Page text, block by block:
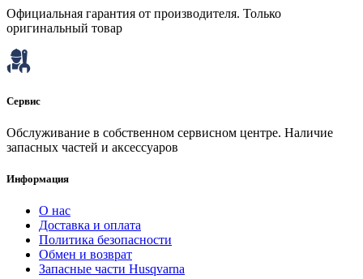
Официальная гарантия от производителя. Только
оригинальный товар
Сервис
Обслуживание в собственном сервисном центре. Наличие
запасных частей и аксессуаров
Информация
О нас
Доставка и оплата
Политика безопасности
Обмен и возврат
Запасные части Husqvarna